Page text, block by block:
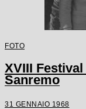
FOTO
XVIII
Sanremo
31 GENNAIO 1968